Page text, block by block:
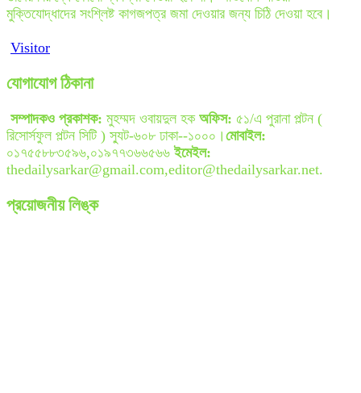
মুক্তিযোদ্ধাদের সংশ্লিষ্ট কাগজপত্র জমা দেওয়ার জন্য চিঠি দেওয়া হবে।
Visitor
যোগাযোগ ঠিকানা
সম্পাদকও প্রকাশক: মুহম্মদ ওবায়দুল হক অফিস: ৫১/এ পুরানা পল্টন (
রিসোর্সফুল পল্টন সিটি ) স্যুট-৬০৮ ঢাকা--১০০০। মোবাইল:
০১৭৫৫৮৮৩৫৯৬,০১৯৭৭৩৬৬৫৬৬ইমেইল:
thedailysarkar@gmail.com,editor@thedailysarkar.net.
প্রয়োজনীয় লিঙ্ক